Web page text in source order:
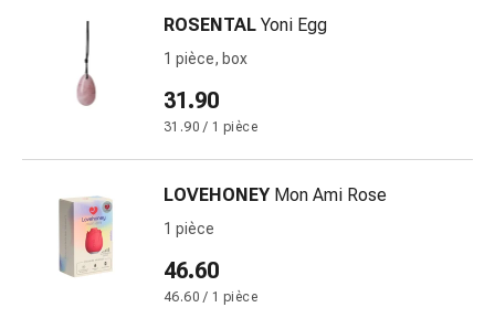
Rhume
Soins
des
brûlures
élastiques
Compresses
ROSENTAL Yoni Egg
1 pièce, box
31.90
31.90 / 1 pièce
LOVEHONEY Mon Ami Rose
1 pièce
46.60
46.60 / 1 pièce